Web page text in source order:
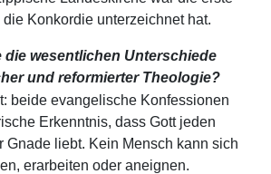
Konkordie unterzeichnet hat.
die wesentlichen Unterschiede
und reformierter Theologie?
beide evangelische Konfessionen
Erkenntnis, dass Gott jeden
Gnade liebt. Kein Mensch kann sich
erarbeiten oder aneignen.